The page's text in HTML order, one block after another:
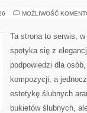
MOŻLIWOŚĆ
Ta strona to serwis,
spotyka się z
podpowiedzi dla
kompozycji, a
estetykę ślubnych
bukietów ślubnych,